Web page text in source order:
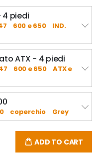
piedi
600 e 650
IND.
ATX - 4 piedi
600 e 650
ATX e
coperchio Grey
ADD TO CART